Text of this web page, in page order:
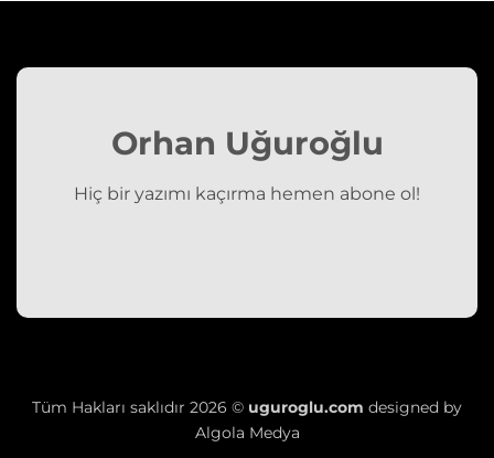
Orhan Uğuroğlu
Hiç bir yazımı kaçırma hemen abone ol!
Tüm Hakları saklıdır 2026 © uguroglu.com designed by
Algola Medya